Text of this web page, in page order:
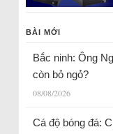
BÀI MỚI
Bắc ninh: Ông
còn bỏ ngỏ?
08/08/2026
Cá độ bóng đá: